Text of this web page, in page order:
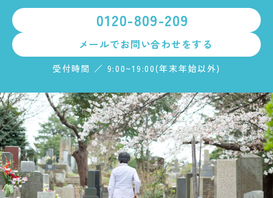
0120-809-209
メールでお問い合わせをする
受付時間 ／ 9:00~19:00(年末年始以外)